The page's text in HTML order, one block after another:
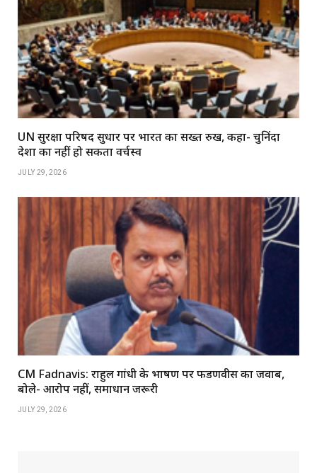
UN सुरक्षा परिषद सुधार पर भारत का सख्त रुख, कहा- चुनिंदा
देशों का नहीं हो सकता वर्चस्व
JULY 29, 2026
CM Fadnavis: राहुल गांधी के भाषण पर फडणवीस का जवाब,
बोले- आरोप नहीं, समाधान जरूरी
JULY 29, 2026